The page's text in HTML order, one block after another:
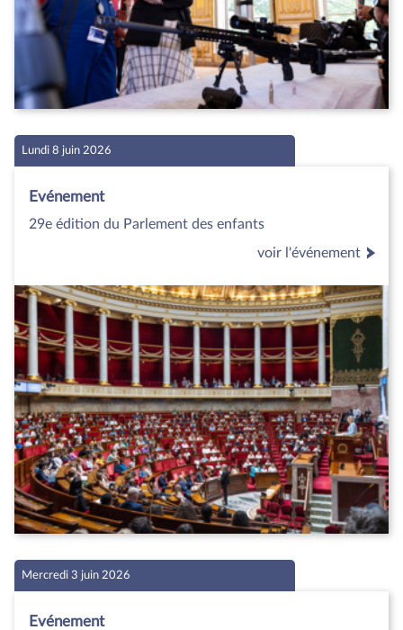
Lundi 8 juin 2026
Evénement
29e édition du Parlement des enfants
voir l'événement
Mercredi 3 juin 2026
Evénement